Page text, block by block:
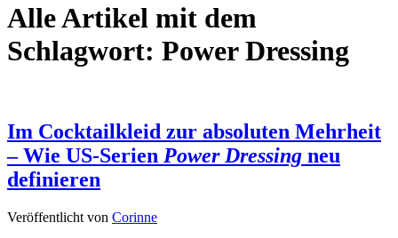
Alle Artikel mit dem
Schlagwort: Power Dressing
Im Cocktailkleid zur absoluten Mehrheit
– Wie US-Serien Power Dressing neu
definieren
Veröffentlicht von Corinne